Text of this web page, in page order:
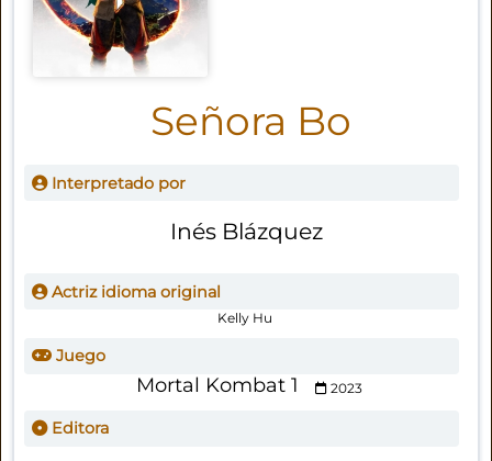
Señora Bo
Interpretado por
Inés Blázquez
Actriz idioma original
Kelly Hu
Juego
Mortal Kombat 1 2023
Editora